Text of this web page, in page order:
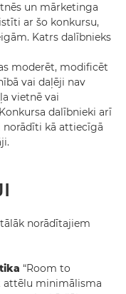
un mārketinga
ar šo konkursu,
Katrs dalībnieks
moderēt, modificēt
vai daļēji nav
vietnē vai
dalībnieki arī
kā attiecīgā
norādītajiem
“Room to
attēlu minimālisma